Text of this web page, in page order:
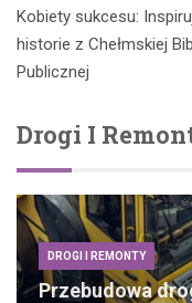
wpisu
Kobiety sukcesu:
historie z Chełmskiej
Publicznej
Drogi I
DROGI I REMONTY
Przebudowa